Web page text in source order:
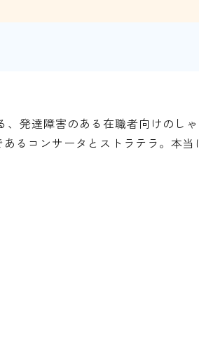
、発達障害のある在職者向けのし
るコンサータとストラテラ。本